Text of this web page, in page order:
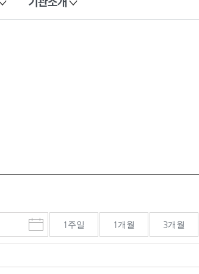
종
료
1주일 1개월 3개월